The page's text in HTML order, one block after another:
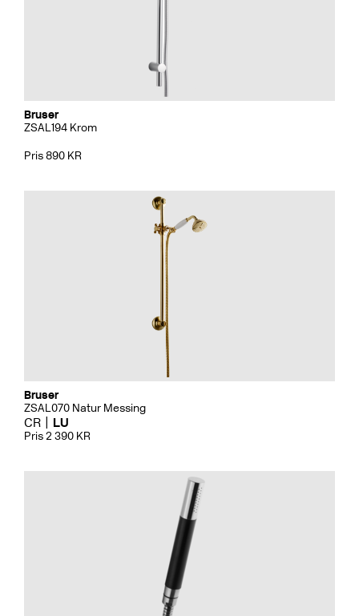
Bruser
ZSAL194 Krom
Pris 890 KR
Bruser
ZSAL070 Natur Messing
CR LU
Pris 2 390 KR